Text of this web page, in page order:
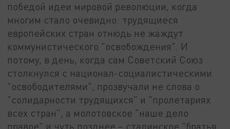
победой идеи мировой революции, когда
многим стало очевидно: трудящиеся
европейских стран отнюдь не жаждут
коммунистического "освобождения". И
потому, в день, когда сам Советский Союз
столкнулся с национал-социалистическими
"освободителями", прозвучали не слова о
"солидарности трудящихся" и "пролетариях
всех стран", а молотовское "наше дело
правое" и чуть позднее – сталинское "братья